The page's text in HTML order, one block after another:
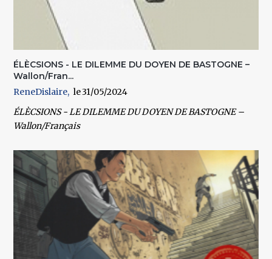
ÉLÈCSIONS - LE DILEMME DU DOYEN DE BASTOGNE –
Wallon/Fran...
ReneDislaire
31/05/2024
ÉLÈCSIONS - LE DILEMME DU DOYEN DE BASTOGNE –
Wallon/Français